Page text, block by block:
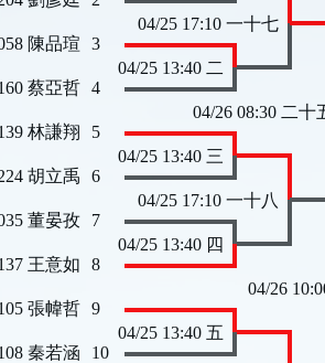
04/26
04/26 08:30 二十
04/25 17:10 一十七
04/25 13:40 二
陳品瑄 3
蔡亞哲 4
04/25 17:10 一十八
04/25 13:40 三
林謙翔 5
胡立禹 6
04/25 13:40 四
董晏孜 7
王意如 8
04/25 13:40 五
張幃哲 9
秦若涵 10